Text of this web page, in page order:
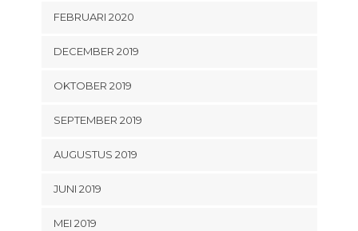
FEBRUARI 2020
DECEMBER 2019
OKTOBER 2019
SEPTEMBER 2019
AUGUSTUS 2019
JUNI 2019
MEI 2019